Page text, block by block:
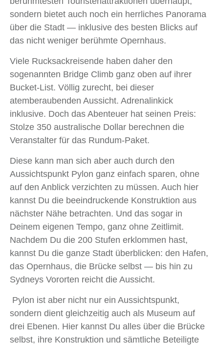
sondern bietet auch noch ein herrliches Panorama
über die Stadt — inklusive des besten Blicks auf
das nicht weniger berühmte Opernhaus.
Viele Rucksackreisende haben daher den
sogenannten Bridge Climb ganz oben auf ihrer
Bucket-List. Völlig zurecht, bei dieser
atemberaubenden Aussicht. Adrenalinkick
inklusive. Doch das Abenteuer hat seinen Preis:
Stolze 350 australische Dollar berechnen die
Veranstalter für das Rundum-Paket.
Diese kann man sich aber auch durch den
Aussichtspunkt Pylon ganz einfach sparen, ohne
auf den Anblick verzichten zu müssen. Auch hier
kannst Du die beeindruckende Konstruktion aus
nächster Nähe betrachten. Und das sogar in
Deinem eigenen Tempo, ganz ohne Zeitlimit.
Nachdem Du die 200 Stufen erklommen hast,
kannst Du die ganze Stadt überblicken: den Hafen,
das Opernhaus, die Brücke selbst — bis hin zu
Sydneys Vororten reicht die Aussicht.
Pylon ist aber nicht nur ein Aussichtspunkt,
sondern dient gleichzeitig auch als Museum auf
drei Ebenen. Hier kannst Du alles über die Brücke
selbst, ihre Konstruktion und sämtliche Beteiligte